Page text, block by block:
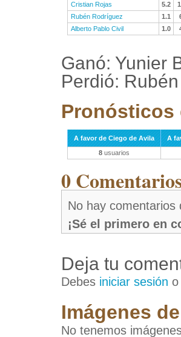
Cristian Rojas
5.2
Rubén Rodríguez
1.1
Alberto Pablo Civil
1.0
Ganó: Yunier
Perdió:
Pronósticos
A favor de Ciego de Avila
A
8 usuarios
0
No hay comentarios
¡Sé el primero en
Deja tu
Debes iniciar sesión
Imágenes
No tenemos